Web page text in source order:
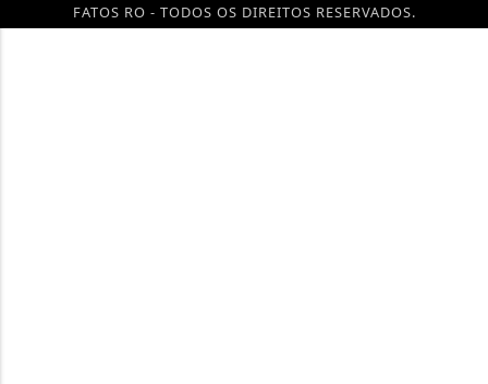
FATOS RO - TODOS OS DIREITOS RESERVADOS.